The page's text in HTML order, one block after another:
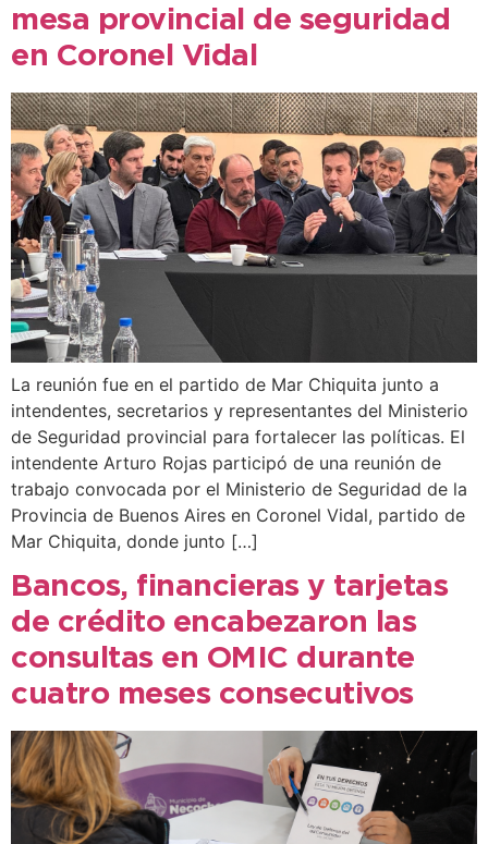
mesa provincial de seguridad
en Coronel Vidal
La reunión fue en el partido de Mar Chiquita junto a
intendentes, secretarios y representantes del Ministerio
de Seguridad provincial para fortalecer las políticas. El
intendente Arturo Rojas participó de una reunión de
trabajo convocada por el Ministerio de Seguridad de la
Provincia de Buenos Aires en Coronel Vidal, partido de
Mar Chiquita, donde junto […]
Bancos, financieras y tarjetas
de crédito encabezaron las
consultas en OMIC durante
cuatro meses consecutivos